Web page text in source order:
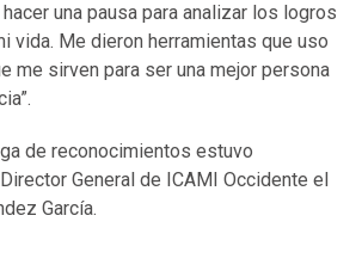
una pausa para analizar los logros
vida. Me dieron herramientas que uso
me sirven para ser una mejor persona
de reconocimientos estuvo
General de ICAMI Occidente el
García.